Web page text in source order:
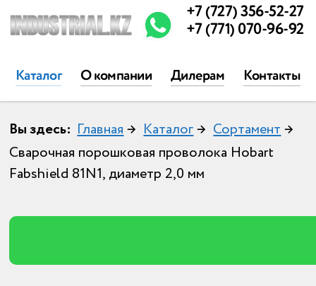
Каталог О компании Дилерам Контакты
+7 (727) 356-52-27
+7 (771) 070-96-92
Вы здесь: Главная → Каталог→ Сортамент →
Сварочная порошковая проволока Hobart
Fabshield 81N1, диаметр 2,0 мм